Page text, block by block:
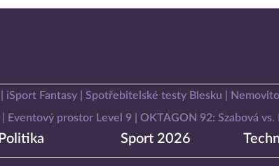
iSport Fantasy Spotřebitelské testy Blesku
Eventový prostor Level 9 OKTAGON 92: Szabová vs.
Politika Sport 2026